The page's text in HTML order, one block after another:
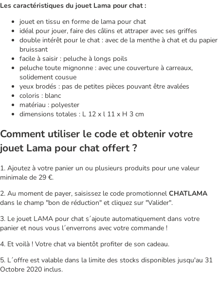
Les caractéristiques du jouet Lama pour chat :
jouet en tissu en forme de lama pour chat
idéal pour jouer, faire des câlins et attraper avec ses griffes
double intérêt pour le chat : avec de la menthe à chat et du papier
bruissant
facile à saisir : peluche à longs poils
peluche toute mignonne : avec une couverture à carreaux,
solidement cousue
yeux brodés : pas de petites pièces pouvant être avalées
coloris : blanc
matériau : polyester
dimensions totales : L 12 x l 11 x H 3 cm
Comment utiliser le code et obtenir votre
jouet Lama pour chat offert ?
1. Ajoutez à votre panier un ou plusieurs produits pour une valeur
minimale de 29 €.
2. Au moment de payer, saisissez le code promotionnel CHATLAMA
dans le champ "bon de réduction" et cliquez sur "Valider".
3. Le jouet LAMA pour chat s´ajoute automatiquement dans votre
panier et nous vous l´enverrons avec votre commande !
4. Et voilà ! Votre chat va bientôt profiter de son cadeau.
5. L´offre est valable dans la limite des stocks disponibles jusqu'au 31
Octobre 2020 inclus.